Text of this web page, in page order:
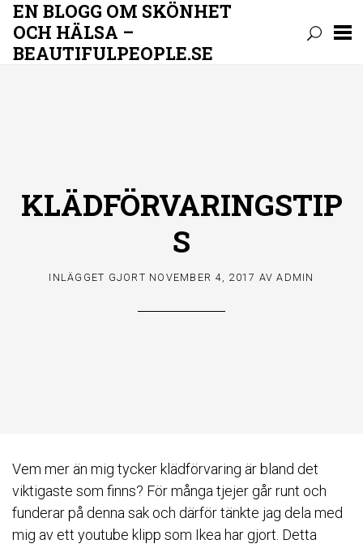
EN BLOGG OM SKÖNHET
OCH HÄLSA –
BEAUTIFULPEOPLE.SE
KLÄDFÖRVARINGSTIP
S
INLÄGGET GJORT NOVEMBER 4, 2017 AVADMIN
Vem mer än mig tycker klädförvaring är bland det
viktigaste som finns? För många tjejer går runt och
funderar på denna sak och därför tänkte jag dela med
mig av ett youtube klipp som Ikea har gjort. Detta